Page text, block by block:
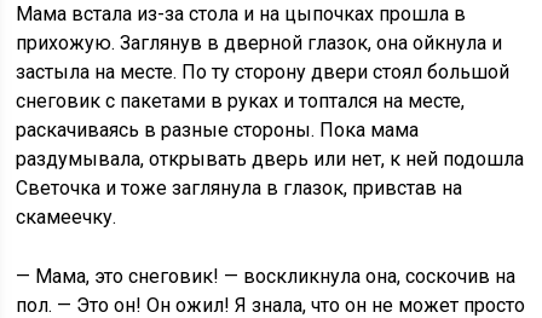
Мама встала из-за стола и на цыпочках прошла в
прихожую. Заглянув в дверной глазок, она ойкнула и
застыла на месте. По ту сторону двери стоял большой
снеговик с пакетами в руках и топтался на месте,
раскачиваясь в разные стороны. Пока мама
раздумывала, открывать дверь или нет, к ней подошла
Светочка и тоже заглянула в глазок, привстав на
скамеечку.
— Мама, это снеговик! — воскликнула она, соскочив на
пол. — Это он! Он ожил! Я знала, что он не может просто